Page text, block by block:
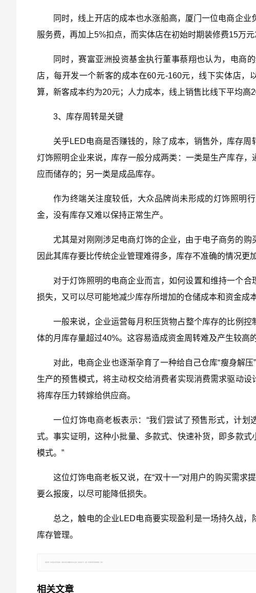
同时，线上开店的成本也水涨船高，厦门一位电商企
服务费，再加上5%扣点，而实体店在初始时期装修费15万元
同时，赛富亚洲投资基金执行董事蔡翔也认为，电商
店，每开发一个新客的成本在60元-160元，线下实体店
算，新客成本约为20元；人力成本，线上销售比线下平均高
3、库存周转是关键
关乎LED电商是否赚钱的，除了成本，销售外，库存
灯饰照明企业来说，库存一般分成两类：一类是生产库存
应而储存的；另一类是成品库存。
作为终端关注度较低，大众品牌尚未形成的灯饰照明
金，没有库存又难以保持正常生产。
尤其是对刚刚涉足电商灯饰的企业，由于电子商务的购
因此其库存要比传统企业管理难得多，库存不准确的情况更
对于灯饰照明的电商企业而言，如何设置和维持一个
损失，又可以尽可能地减少库存所增加的仓储成本和资金成
一般来说，企业运营每月积压货物占整个库存的比例
体的月库存量超过40%。这容易造成资金周转难及产生较高
对此，电商企业也逐渐孕育了一种给自己仓库“瘦身解
生产的预售模式，将主动权交给消费者实现消费需求驱动
将库存压力转嫁给供应商。
一位灯饰电商老板表示：“我们尝试了预售形式，计划
式。事实证明，这种小批量、多款式、快速补货，即多款
模式。”
这位灯饰电商老板又说，在“双十一”对用户的购买需求
要么报废，以尽可能降低损失。
总之，触电的企业LED电商要实现盈利是一场持久战
库存管理。
相关文章